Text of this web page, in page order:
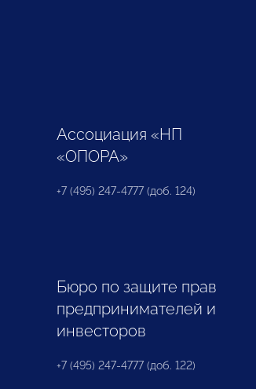
Ассоциация «НП
«ОПОРА»
+7 (495) 247-4777 (доб. 124)
Бюро по защите прав
предпринимателей и
инвесторов
+7 (495) 247-4777 (доб. 122)